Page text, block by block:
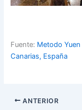
Fuente: Metodo
Canarias, España
ANTERIOR